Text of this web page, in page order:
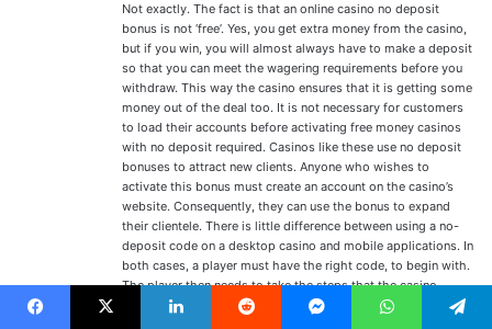
Not exactly. The fact is that an online casino no deposit
bonus is not ‘free’. Yes, you get extra money from the casino,
but if you win, you will almost always have to make a deposit
so that you can meet the wagering requirements before you
withdraw. This way the casino ensures that it is getting some
money out of the deal too. It is not necessary for customers
to load their accounts before activating free money casinos
with no deposit required. Casinos like these use no deposit
bonuses to attract new clients. Anyone who wishes to
activate this bonus must create an account on the casino’s
website. Consequently, they can use the bonus to expand
their clientele. There is little difference between using a no-
deposit code on a desktop casino and mobile applications. In
both cases, a player must have the right code, to begin with.
The player then needs to take the steps that the casino
recommends to anyone who wishes to activate the no